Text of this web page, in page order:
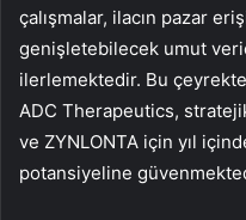
çalışmalar, ilacın pazar
genişletebilecek umut
ilerlemektedir. Bu
ADC Therapeutics,
ve ZYNLONTA için yıl
potansiyeline